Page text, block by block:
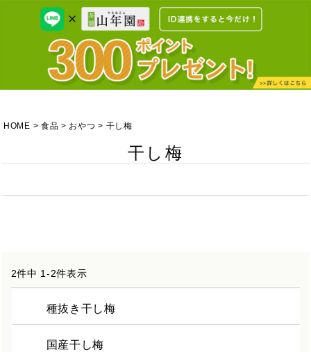
HOME 食品 おやつ 干し梅
干し梅
2件中 1-2件表示
種抜き干し梅
国産干し梅